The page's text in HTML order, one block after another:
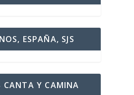
ESPAÑA, SJS
CANTA Y CAMINA